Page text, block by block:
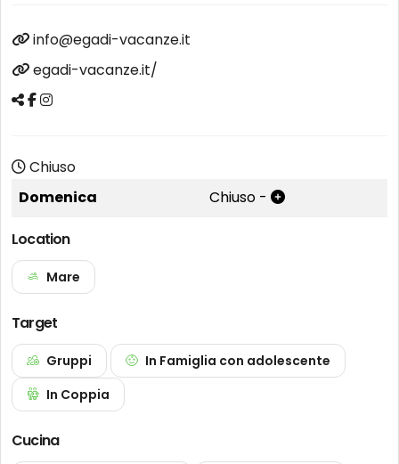
info@egadi-vacanze.it
egadi-vacanze.it/
Chiuso
Domenica
Chiuso -
Location
Mare
Target
Gruppi
In Famiglia con adolescente
In Coppia
Cucina